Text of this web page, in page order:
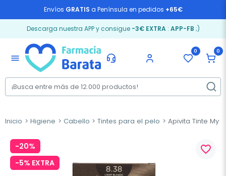
Envíos GRATIS a Península en pedidos +65€
Descarga nuestra APP y consigue -3€ EXTRA: APP-FB ;)
menu
0 0
Inicio Higiene Cabello Tintes para el pelo Apivita Tinte My
-20%
-5% EXTRA
favorite_border